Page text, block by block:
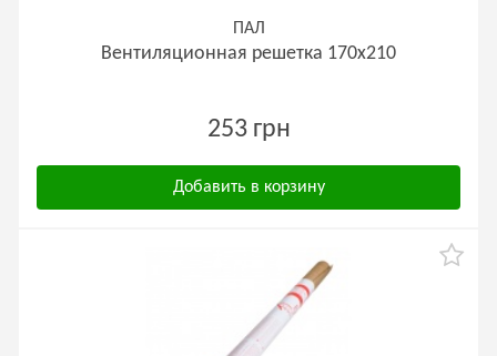
ПАЛ
Вентиляционная решетка 170х210
253 грн
Добавить в корзину